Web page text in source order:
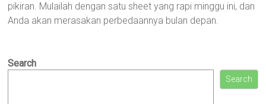
pikiran. Mulailah dengan satu sheet yang rapi minggu ini, dan
Anda akan merasakan perbedaannya bulan depan.
Search
Search